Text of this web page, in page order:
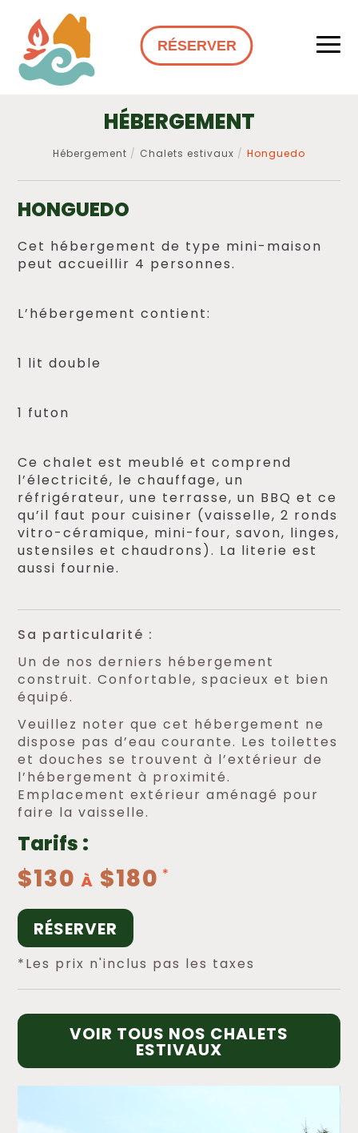
RÉSERVER
HÉBERGEMENT
Hébergement Chalets estivaux Honguedo
HONGUEDO
Cet hébergement de type mini-maison
peut accueillir 4 personnes.
L’hébergement contient:
1 lit double
1 futon
Ce chalet est meublé et comprend
l’électricité, le chauffage, un
réfrigérateur, une terrasse, un BBQ et ce
qu’il faut pour cuisiner (vaisselle, 2 ronds
vitro-céramique, mini-four, savon, linges,
ustensiles et chaudrons). La literie est
aussi fournie.
Sa particularité :
Un de nos derniers hébergement
construit. Confortable, spacieux et bien
équipé.
Veuillez noter que cet hébergement ne
dispose pas d’eau courante. Les toilettes
et douches se trouvent à l’extérieur de
l’hébergement à proximité.
Emplacement extérieur aménagé pour
faire la vaisselle.
Tarifs :
$130À $180
RÉSERVER
*Les prix n'inclus pas les taxes
VOIR TOUS NOS CHALETS
ESTIVAUX